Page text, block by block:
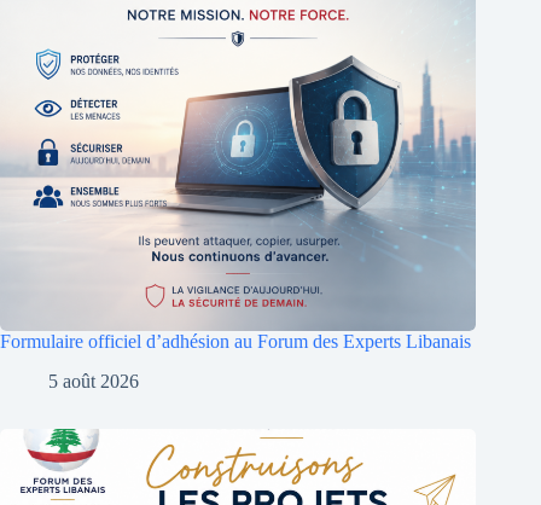
Formulaire officiel d’adhésion au Forum des Experts Libanais
5 août 2026